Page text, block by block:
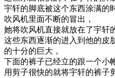
宇轩的脚底被这个东西涂满的
吹风机里面不断的冒出，
她将吹风机直接就放在了宇轩
这些东西逐渐的进入到他的皮
的十分的巨大，
下面的裤子已经立的跟一个小
用剪子很快的就将宇轩的裤子